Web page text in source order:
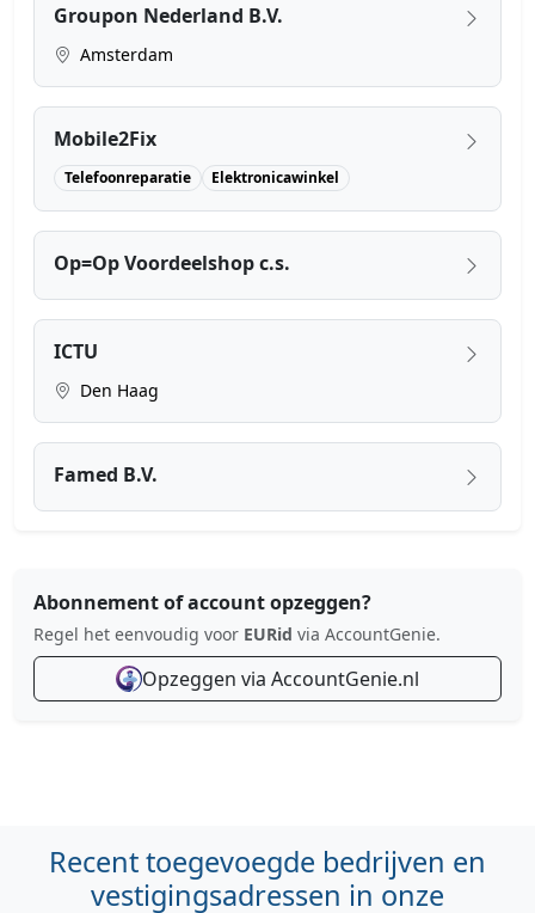
Groupon Nederland B.V.
Amsterdam
Mobile2Fix
Telefoonreparatie Elektronicawinkel
Op=Op Voordeelshop c.s.
ICTU
Den Haag
Famed B.V.
Abonnement of account opzeggen?
Regel het eenvoudig voor EURid via AccountGenie.
Opzeggen via AccountGenie.nl
Recent toegevoegde bedrijven en
vestigingsadressen in onze